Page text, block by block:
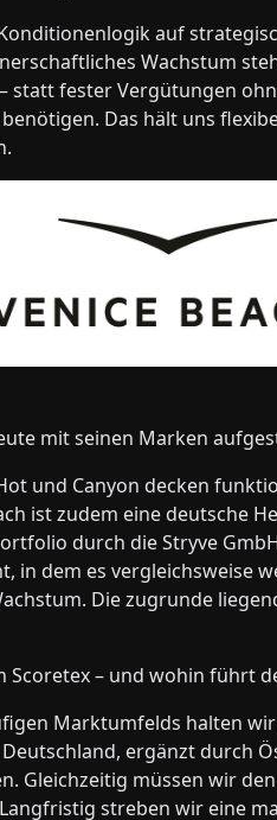
auf
Wachstum
statt fester Vergütungen
Das hält uns
mit seinen Marken
Hot und Canyon decken
ist zudem eine deutsche
durch die Stryve
in dem es vergleichsweise
Die zugrunde
Scoretex – und wohin führt
Marktumfelds halten
ergänzt durch
Gleichzeitig müssen wir
streben wir eine